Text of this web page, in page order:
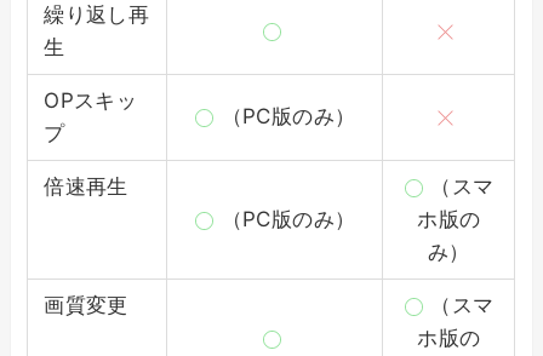
繰り返し再
生
OPスキッ
プ
（PC版のみ）
倍速再生
（PC版のみ）
（スマ
ホ版の
み）
画質変更
（スマ
ホ版の